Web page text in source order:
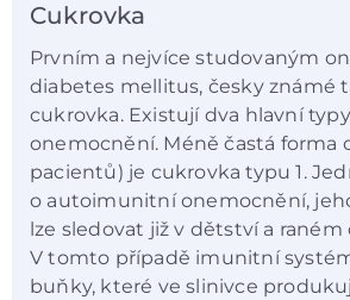
Cukrovka
Prvním a nejvíce studovaným
diabetes mellitus, česky známé
cukrovka. Existují dva hlavní
onemocnění. Méně častá forma
pacientů) je cukrovka typu 1.
o autoimunitní onemocnění,
lze sledovat již v dětství a raném
V tomto případě imunitní
buňky, které ve slinivce